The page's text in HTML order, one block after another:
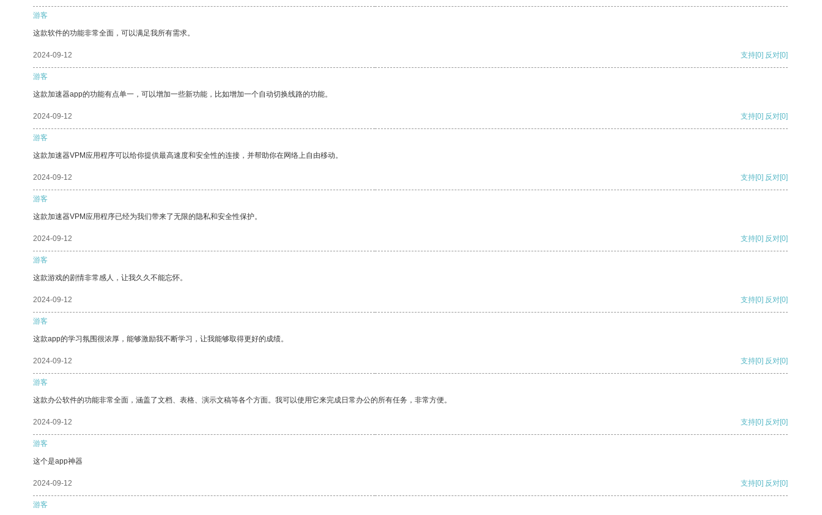
游客
这款软件的功能非常全面，可以满足我所有需求。
2024-09-12 支持[0] 反对[0]
游客
这款加速器app的功能有点单一，可以增加一些新功能，比如增加一个自动切换线路的功能。
2024-09-12 支持[0] 反对[0]
游客
这款加速器VPM应用程序可以给你提供最高速度和安全性的连接，并帮助你在网络上自由移动。
2024-09-12 支持[0] 反对[0]
游客
这款加速器VPM应用程序已经为我们带来了无限的隐私和安全性保护。
2024-09-12 支持[0] 反对[0]
游客
这款游戏的剧情非常感人，让我久久不能忘怀。
2024-09-12 支持[0] 反对[0]
游客
这款app的学习氛围很浓厚，能够激励我不断学习，让我能够取得更好的成绩。
2024-09-12 支持[0] 反对[0]
游客
这款办公软件的功能非常全面，涵盖了文档、表格、演示文稿等各个方面。我可以使用它来完成日常办公的所有任务，非常方便。
2024-09-12 支持[0] 反对[0]
游客
这个是app神器
2024-09-12 支持[0] 反对[0]
游客